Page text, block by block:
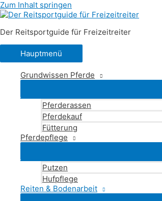
Zum Inhalt springen
Der Reitsportguide für Freizeitreiter
Hauptmenü
Grundwissen Pferde
Pferderassen
Pferdekauf
Fütterung
Pferdepflege
Putzen
Hufpflege
Reiten & Bodenarbeit